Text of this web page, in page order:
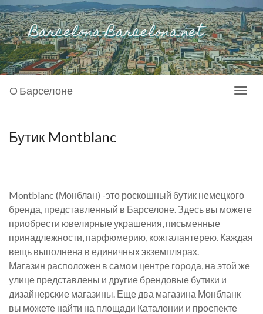
О Барселоне
Бутик Montblanc
Montblanc (Монблан) -это роскошный бутик немецкого
бренда, представленный в Барселоне. Здесь вы можете
приобрести ювелирные украшения, письменные
принадлежности, парфюмерию, кожгалантерею. Каждая
вещь выполнена в единичных экземплярах.
Магазин расположен в самом центре города, на этой же
улице представлены и другие брендовые бутики и
дизайнерские магазины. Еще два магазина Монбланк
вы можете найти на площади Каталонии и проспекте